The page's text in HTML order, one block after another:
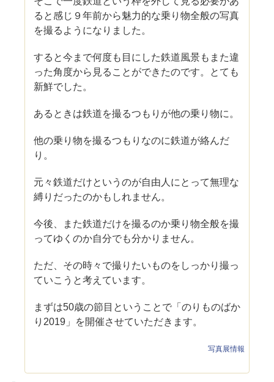
ると感じ９年前から魅力的な乗り物全般の写真
を撮るようになりました。
すると今まで何度も目にした鉄道風景もまた違
った角度から見ることができたのです。とても
新鮮でした。
あるときは鉄道を撮るつもりが他の乗り物に。
他の乗り物を撮るつもりなのに鉄道が絡んだ
り。
元々鉄道だけというのが自由人にとって無理な
縛りだったのかもしれません。
今後、また鉄道だけを撮るのか乗り物全般を撮
ってゆくのか自分でも分かりません。
ただ、その時々で撮りたいものをしっかり撮っ
ていこうと考えています。
まずは50歳の節目ということで「のりものばか
り2019」を開催させていただきます。
写真展情報